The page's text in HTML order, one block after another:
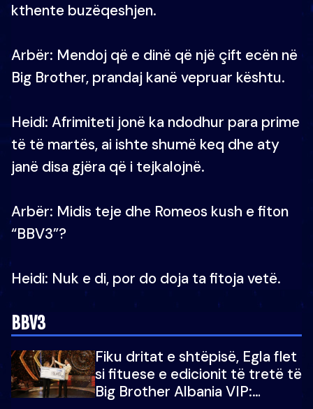
kthente buzëqeshjen.
Arbër: Mendoj që e dinë që një çift ecën në
Big Brother, prandaj kanë vepruar kështu.
Heidi: Afrimiteti jonë ka ndodhur para prime
të të martës, ai ishte shumë keq dhe aty
janë disa gjëra që i tejkalojnë.
Arbër: Midis teje dhe Romeos kush e fiton
“BBV3”?
Heidi: Nuk e di, por do doja ta fitoja vetë.
BBV3
Fiku dritat e shtëpisë, Egla flet
si fituese e edicionit të tretë të
Big Brother Albania VIP: